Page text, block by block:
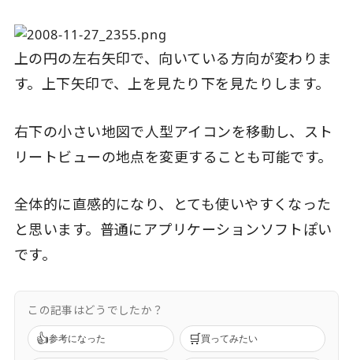
上の円の左右矢印で、向いている方向が変わりま
す。上下矢印で、上を見たり下を見たりします。
右下の小さい地図で人型アイコンを移動し、スト
リートビューの地点を変更することも可能です。
全体的に直感的になり、とても使いやすくなった
と思います。普通にアプリケーションソフトぽい
です。
この記事はどうでしたか？
👍参考になった 🛒買ってみたい